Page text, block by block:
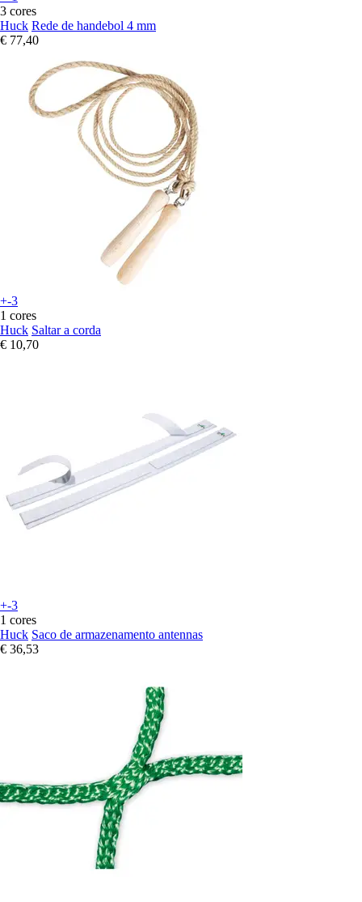
3 cores
Huck Rede de handebol 4 mm
€ 77,40
+-3
1 cores
Huck Saltar a corda
€ 10,70
+-3
1 cores
Huck Saco de armazenamento antennas
€ 36,53